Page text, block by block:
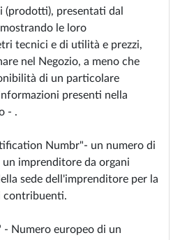
presentati dal
le loro
tecnici e di utilità e prezzi,
nel Negozio, a meno che
di un particolare
presenti nella
- .
Numbr"- un numero di
imprenditore da organi
sede dell'imprenditore per la
contribuenti.
- Numero europeo di un